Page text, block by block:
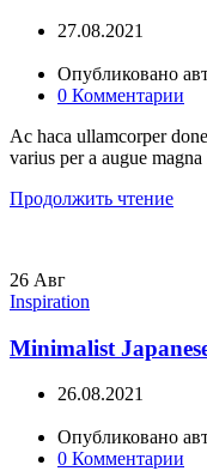
27.08.2021
Опубликовано
0 Комментарии
Ac haca ullamcorper
varius per a augue
Продолжить чтение
26 Авг
Inspiration
Minimalist
26.08.2021
Опубликовано
0 Комментарии